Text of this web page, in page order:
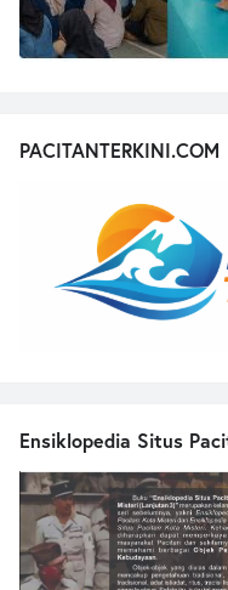
PACITANTERKINI.COM
Ensiklopedia Situs